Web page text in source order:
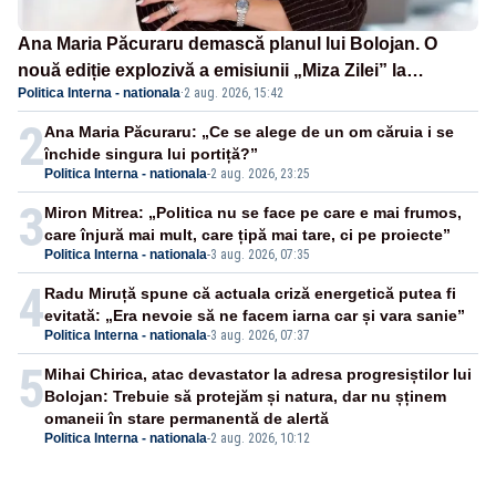
Ana Maria Păcuraru demască planul lui Bolojan. O
nouă ediție explozivă a emisiunii „Miza Zilei” la
Realitatea PLUS
Politica Interna - nationala·2 aug. 2026, 15:42
2 Politica Interna - nationala-2 aug. 2026, 23:25
Ana Maria Păcuraru: „Ce se alege de un om căruia i se
închide singura lui portiță?”
3 Politica Interna - nationala-3 aug. 2026, 07:35
Miron Mitrea: „Politica nu se face pe care e mai frumos,
care înjură mai mult, care țipă mai tare, ci pe proiecte”
4 Politica Interna - nationala-3 aug. 2026, 07:37
Radu Miruță spune că actuala criză energetică putea fi
evitată: „Era nevoie să ne facem iarna car și vara sanie”
5
Politica Interna - nationala-2 aug. 2026, 10:12
Mihai Chirica, atac devastator la adresa progresiștilor lui
Bolojan: Trebuie să protejăm și natura, dar nu șținem
omaneii în stare permanentă de alertă